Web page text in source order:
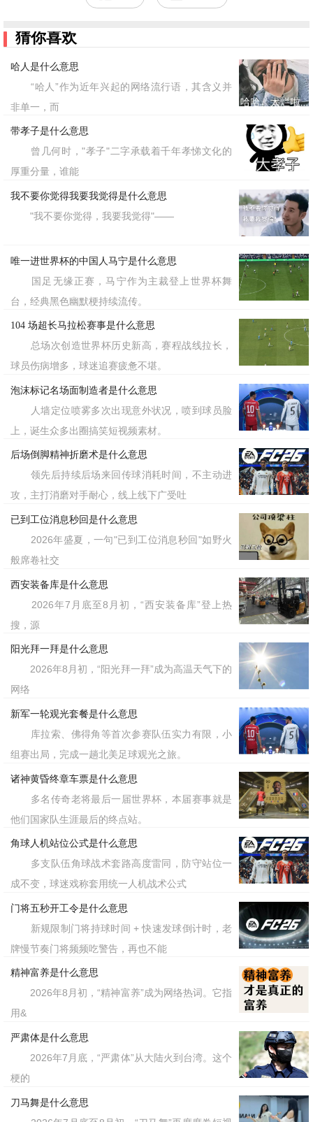
该梗之所以能迅速破圈，是因为它精
准地描述了当代人的一种普遍状态
——“文化体力”正在被耗尽。就像电影
《花束般的恋爱》中的情节一样，很多人
下班后没有精力看书或看电影，只能进行
最无需动脑的娱乐。当娱乐本身也变成一
种高消耗的“营业”时，屏幕上姐姐们“乘
风破浪”的初心早已不敌现实中被迫“对抗
风雨”的疲惫感。这一刻，“我浪姐了”就
一个精准的成语，打包了那种想放松却
被反噬的无奈感。对于单词乎的用户而
言，该词可与“emotional
or”和“compassion fatigue”等表达形成
对照。
猜你喜欢
哈人是什么意思
“哈人”作为近年兴起的网络流行语，其含义并
非单一，而
带孝子是什么意思
曾几何时，"孝子"二字承载着千年孝悌文化的
厚重分量，谁能
我不要你觉得我要我觉得是什么意思
"我不要你觉得，我要我觉得"——
唯一进世界杯的中国人马宁是什么意思
国足无缘正赛，马宁作为主裁登上世界杯舞
台，经典黑色幽默梗持续流传。
104 场超长马拉松赛事是什么意思
总场次创造世界杯历史新高，赛程战线拉长，
球员伤病增多，球迷追赛疲惫不堪。
泡沫标记名场面制造者是什么意思
人墙定位喷雾多次出现意外状况，喷到球员脸
上，诞生众多出圈搞笑短视频素材。
后场倒脚精神折磨术是什么意思
领先后持续后场来回传球消耗时间，不主动进
攻，主打消磨对手耐心，线上线下广受吐
已到工位消息秒回是什么意思
2026年盛夏，一句"已到工位消息秒回"如野火
般席卷社交
西安装备库是什么意思
2026年7月底至8月初，“西安装备库”登上热
搜，源
阳光拜一拜是什么意思
2026年8月初，“阳光拜一拜”成为高温天气下的
网络
新军一轮观光套餐是什么意思
库拉索、佛得角等首次参赛队伍实力有限，小
组赛出局，完成一趟北美足球观光之旅。
诸神黄昏终章车票是什么意思
多名传奇老将最后一届世界杯，本届赛事就是
他们国家队生涯最后的终点站。
角球人机站位公式是什么意思
多支队伍角球战术套路高度雷同，防守站位一
成不变，球迷戏称套用统一人机战术公式
门将五秒开工令是什么意思
新规限制门将持球时间 + 快速发球倒计时，老
牌慢节奏门将频频吃警告，再也不能
精神富养是什么意思
2026年8月初，“精神富养”成为网络热词。它指
用&
严肃体是什么意思
2026年7月底，“严肃体”从大陆火到台湾。这个
梗的
刀马舞是什么意思